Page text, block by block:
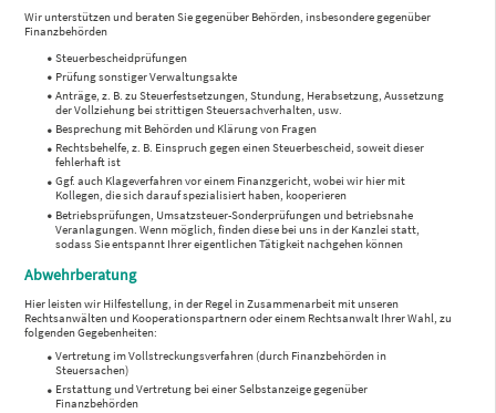
Wir unterstützen und beraten Sie gegenüber Behörden, insbesondere gegenüber
Finanzbehörden
Steuerbescheidprüfungen
Prüfung sonstiger Verwaltungsakte
Anträge, z. B. zu Steuerfestsetzungen, Stundung, Herabsetzung, Aussetzung
der Vollziehung bei strittigen Steuersachverhalten, usw.
Besprechung mit Behörden und Klärung von Fragen
Rechtsbehelfe, z. B. Einspruch gegen einen Steuerbescheid, soweit dieser
fehlerhaft ist
Ggf. auch Klageverfahren vor einem Finanzgericht, wobei wir hier mit
Kollegen, die sich darauf spezialisiert haben, kooperieren
Betriebsprüfungen, Umsatzsteuer-Sonderprüfungen und betriebsnahe
Veranlagungen. Wenn möglich, finden diese bei uns in der Kanzlei statt,
sodass Sie entspannt Ihrer eigentlichen Tätigkeit nachgehen können
Abwehrberatung
Hier leisten wir Hilfestellung, in der Regel in Zusammenarbeit mit unseren
Rechtsanwälten und Kooperationspartnern oder einem Rechtsanwalt Ihrer Wahl, zu
folgenden Gegebenheiten:
Vertretung im Vollstreckungsverfahren (durch Finanzbehörden in
Steuersachen)
Erstattung und Vertretung bei einer Selbstanzeige gegenüber
Finanzbehörden